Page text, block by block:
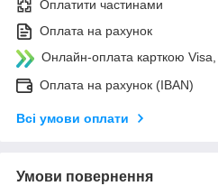
Оплатити частинами
Оплата на рахунок
Онлайн-оплата карткою
Оплата на рахунок (IBAN)
Всі умови оплати
Умови повернення